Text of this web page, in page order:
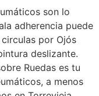
son lo
adherencia puede
por Ojós
deslizante.
Ruedas es tu
a menos